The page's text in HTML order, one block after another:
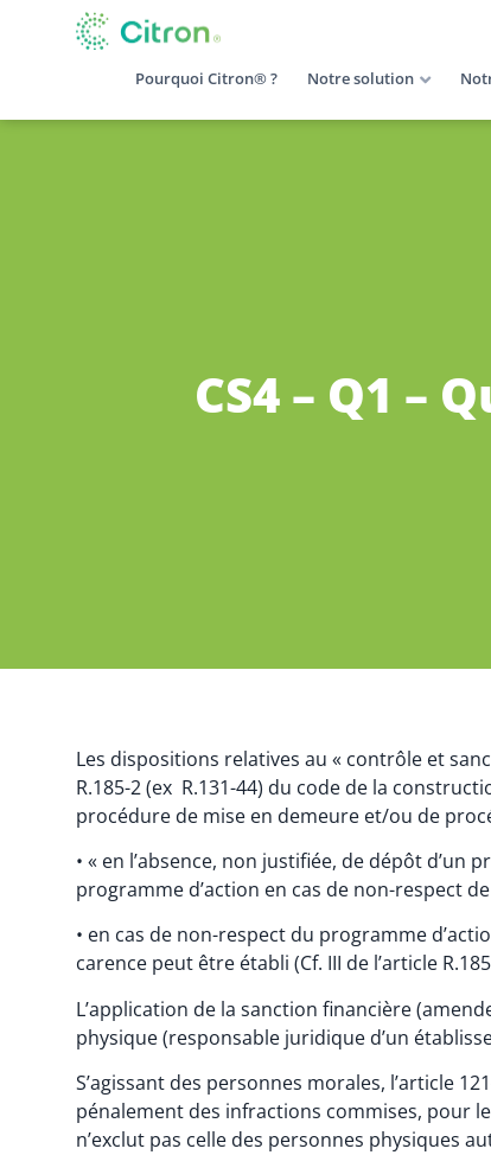
Pourquoi Citron® ? Notre solution
CS4 – Q1 –
Les dispositions relatives au « contrôle et
R.185-2 (ex R.131-44) du code de la
procédure de mise en demeure et/ou de
• « en l’absence, non justifiée, de dépôt d’un
programme d’action en cas de non-respect de
• en cas de non-respect du programme
carence peut être établi (Cf. III de l’article
L’application de la sanction financière
physique (responsable juridique d’un
S’agissant des personnes morales, l’article
pénalement des infractions commises, pour
n’exclut pas celle des personnes physiques